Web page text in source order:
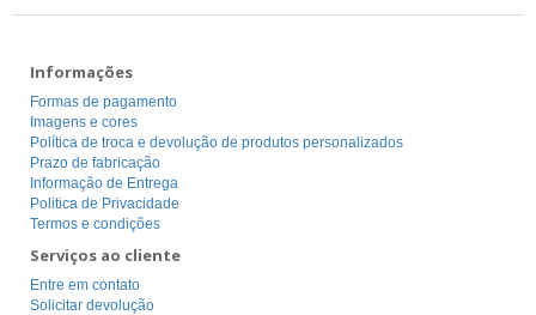
Informações
Formas de pagamento
Imagens e cores
Política de troca e devolução de produtos personalizados
Prazo de fabricação
Informação de Entrega
Politica de Privacidade
Termos e condições
Serviços ao cliente
Entre em contato
Solicitar devolução